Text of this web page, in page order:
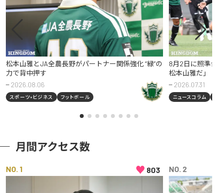
松本山雅とJA全農長野がパートナー関係強化 “緑”の
力で背中押す
2026.08.06
スポーツ×ビジネス フットボール
8月2日に照準
松本山雅だ」
2026.07.31
ニュースコラム
月間アクセス数
NO ♥ 803 NO